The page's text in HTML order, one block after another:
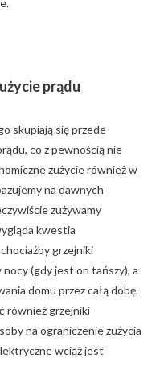
prądu
skupiają się przede
co z pewnością nie
zużycie również w
na dawnych
zużywamy
kwestia
grzejniki
(gdy jest on tańszy), a
domu przez całą dobę.
również grzejniki
na ograniczenie zużycia
wciąż jest